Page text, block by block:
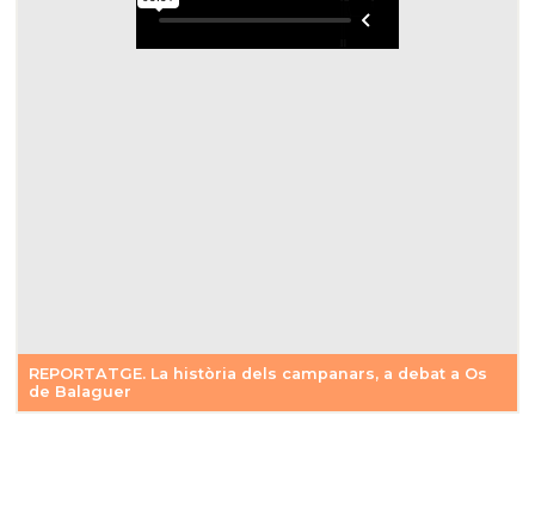
REPORTATGE. La història dels campanars, a debat a Os
de Balaguer